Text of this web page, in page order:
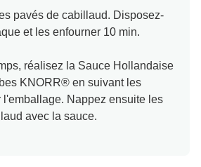
pavés de cabillaud. Disposez-
et les enfourner 10 min.
réalisez la Sauce Hollandaise
KNORR® en suivant les
l'emballage. Nappez ensuite les
avec la sauce.